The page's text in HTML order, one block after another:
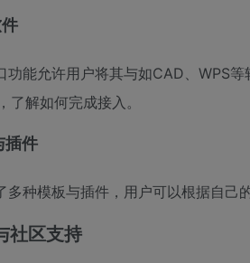
功能允许用户将其与如CAD、WPS
了解如何完成接入。
插件
多种模板与插件，用户可以根据自己
社区支持